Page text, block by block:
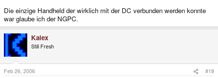
Die einzige Handheld der wirklich mit der DC verbunden werden konnte
war glaube ich der NGPC.
Kalex
Still Fresh
Feb 26, 2006 #18